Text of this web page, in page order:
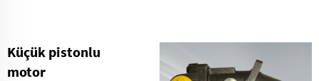
Küçük pistonlu
motor